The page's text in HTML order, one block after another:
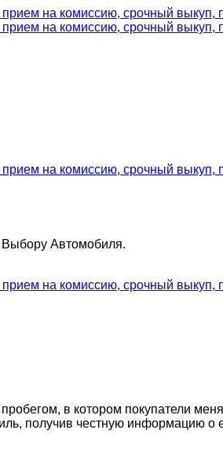
Выбору Автомобиля.
в котором покупатели
получив честную информацию о